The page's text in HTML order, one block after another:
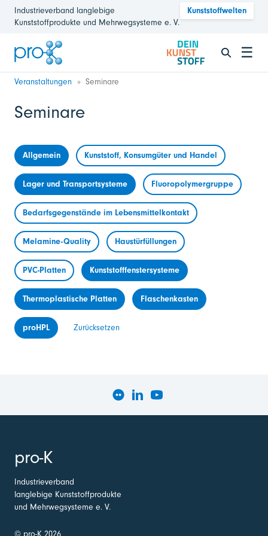
Industrieverband langlebige
Kunststoffprodukte und Mehrwegsysteme e. V.
Kunststoffwelten
☰
Veranstaltungen Seminare
Seminare
Allgemein Kunststoff, Konsumgüter und Handel
Lager und Transportsysteme Fluoropolymergruppe
Bedarfsgegenstände im Lebensmittelkontakt
Melamine-Quality Haustürfüllungen
PVC-Platten Kunststofffenstersysteme
Thermoplastische Platten Flaschenkasten
proHPL Zurücksetzen
pro-K
Industrieverband
langlebige Kunststoffprodukte
und Mehrwegsysteme e. V.
© pro-K 2026